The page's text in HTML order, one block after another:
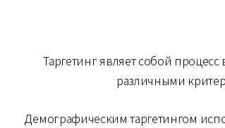
Таргетинг являет собой
различными
Демографическим таргетингом